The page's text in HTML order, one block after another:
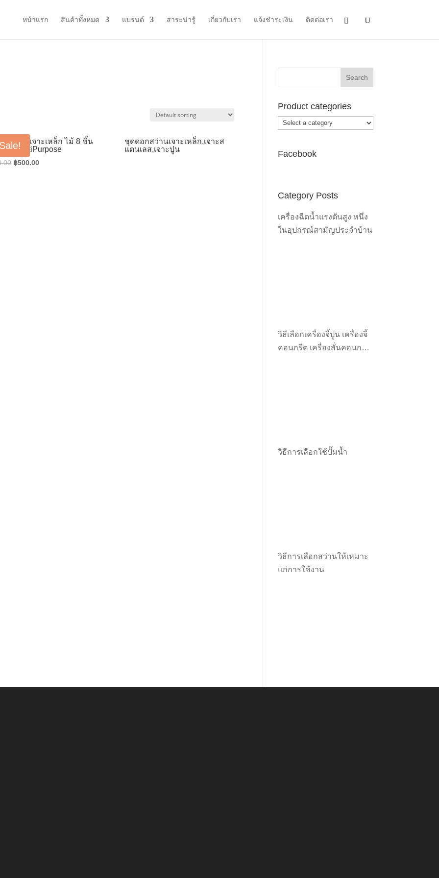
หน้าแรก สินค้าทั้งหมด แบรนด์ สาระน่ารู้ เกี่ยวกับเรา แจ้งชำระเงิน ติดต่อเรา
Sale!
กสว่านเจาะเหล็ก ไม้ 8 ชิ้น
multiPurpose
Original
฿500.00Current
ชุดดอกสว่านเจาะเหล็ก,เจาะส
แตนเลส,เจาะปูน
Product categories
Facebook
Category Posts
เครื่องฉีดน้ำแรงดันสูง หนึ่ง
ในอุปกรณ์สามัญประจำบ้าน
วิธีเลือกเครื่องจี้ปูน เครื่องจี้
คอนกรีต เครื่องสั่นคอนกรีต
วิธีการเลือกใช้ปั๊มน้ำ
วิธีการเลือกสว่านให้เหมาะ
แก่การใช้งาน